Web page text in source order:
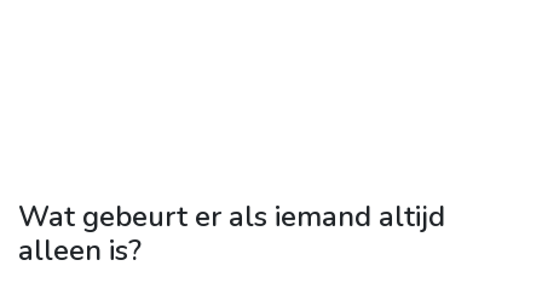
Wat gebeurt er als iemand altijd
alleen is?